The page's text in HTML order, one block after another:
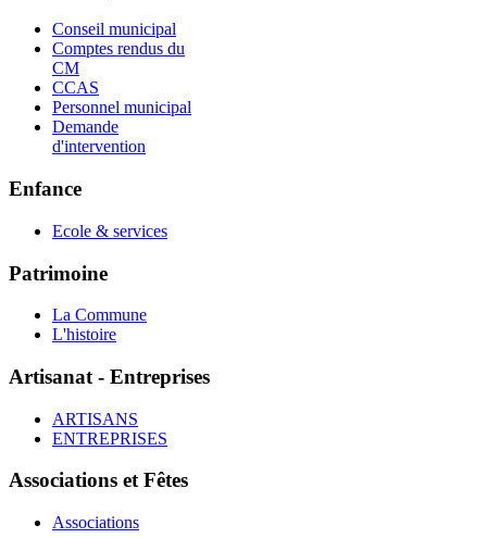
Conseil municipal
Comptes rendus du
CM
CCAS
Personnel municipal
Demande
d'intervention
Enfance
Ecole & services
Patrimoine
La Commune
L'histoire
Artisanat - Entreprises
ARTISANS
ENTREPRISES
Associations et Fêtes
Associations